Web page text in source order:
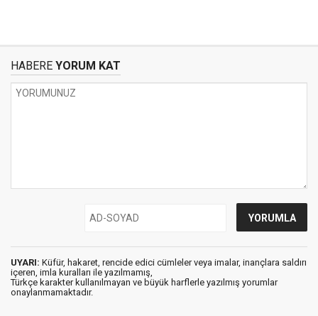
HABERE YORUM KAT
UYARI: Küfür, hakaret, rencide edici cümleler veya imalar, inançlara saldırı
içeren, imla kuralları ile yazılmamış,
Türkçe karakter kullanılmayan ve büyük harflerle yazılmış yorumlar
onaylanmamaktadır.